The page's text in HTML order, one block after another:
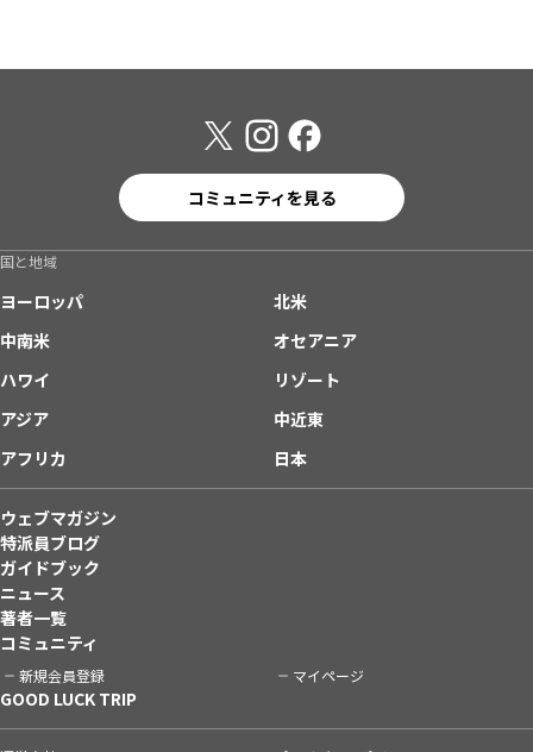
コミュニティを見る
国と地域
ヨーロッパ
北米
中南米
オセアニア
ハワイ
リゾート
アジア
中近東
アフリカ
日本
ウェブマガジン
特派員ブログ
ガイドブック
ニュース
著者一覧
コミュニティ
新規会員登録 マイページ
GOOD LUCK TRIP